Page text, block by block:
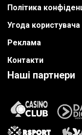
Політика
Угода користувача
Реклама
Контакти
Наші партнери